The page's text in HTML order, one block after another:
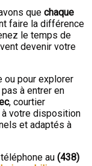
que chaque
faire la différence
le temps de
devenir votre
ou pour explorer
à entrer en
, courtier
votre disposition
et adaptés à
au (438)